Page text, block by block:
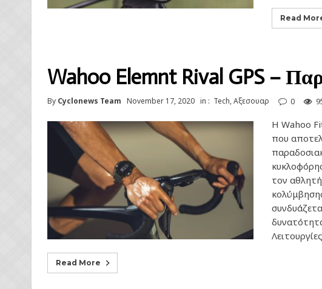
Read
Wahoo Elemnt Rival GPS –
By Cyclonews Team November 17, 2020 in : Tech,Αξεσουαρ 0
Η Wahoo
που
τον
Read More